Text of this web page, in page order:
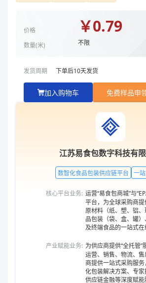
价格
数量(米)
￥0.79
不限
发货周期 下单后10天发货
加入购物车 免费样品申
江苏易食包数字科技有
数智化食品包装供应链平台 一
核心平台业务: 运营“易食包商城”与
平台，为全球采购商
原材料（纸、塑、铝
品包装（袋、盒、罐
及终端食品的一站式在
产业赋能业务: 为供应商提供“全托管”
运营、销售、物流、
商提供一站式采购服
化包装解决方案、专家
供应链金融等深度赋能